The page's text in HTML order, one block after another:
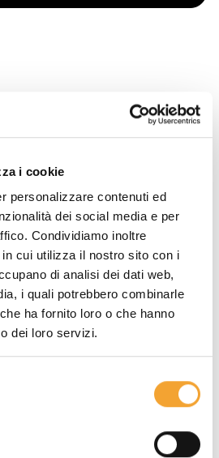
i cookie
personalizzare contenuti ed
dei social media e per
Condividiamo inoltre
cui utilizza il nostro sito con i
di analisi dei dati web,
i quali potrebbero combinarle
ha fornito loro o che hanno
dei loro servizi.
DEL PRODOTTO
personalizzati
del sito Giallonote.it
che il file inviato sia
inviando un ulteriore
per garantite il miglior
possibile.
grafico dedicato o la